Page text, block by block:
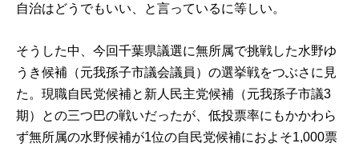
自治はどうでもいい、と言っているに等しい。
そうした中、今回千葉県議選に無所属で挑戦した水野ゆ
うき候補（元我孫子市議会議員）の選挙戦をつぶさに見
た。現職自民党候補と新人民主党候補（元我孫子市議3
期）との三つ巴の戦いだったが、低投票率にもかかわら
ず無所属の水野候補が1位の自民党候補におよそ1,000票